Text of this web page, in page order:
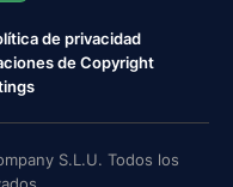
de privacidad
de Copyright
S.L.U. Todos los